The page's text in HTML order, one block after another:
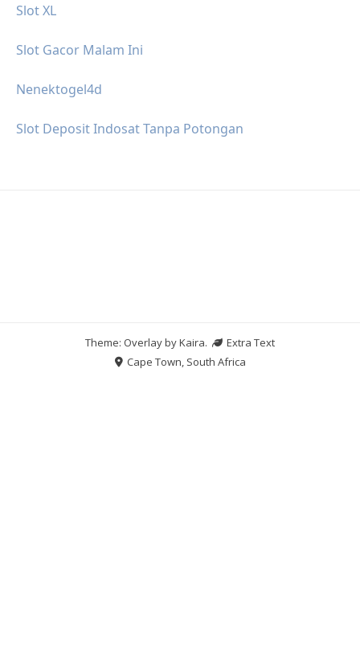
Slot XL
Slot Gacor Malam Ini
Nenektogel4d
Slot Deposit Indosat Tanpa Potongan
Theme: Overlay byKaira.
Extra Text
Cape Town, South Africa